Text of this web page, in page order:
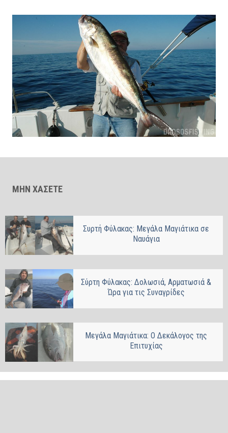
ΜΗΝ ΧΑΣΕΤΕ
Συρτή Φύλακας: Μεγάλα Μαγιάτικα σε
Ναυάγια
Σύρτη Φύλακας: Δολωσιά, Αρματωσιά &
Ώρα για τις Συναγρίδες
Μεγάλα Μαγιάτικα: Ο Δεκάλογος της
Επιτυχίας